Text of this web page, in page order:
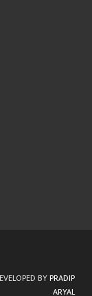
BYPRADIP
ARYAL